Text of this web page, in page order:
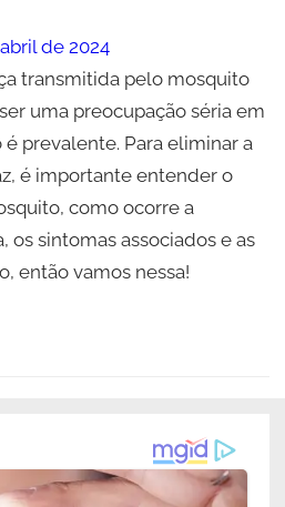
de 2024
transmitida pelo mosquito
uma preocupação séria em
prevalente. Para eliminar a
é importante entender o
como ocorre a
os sintomas associados e as
então vamos nessa!